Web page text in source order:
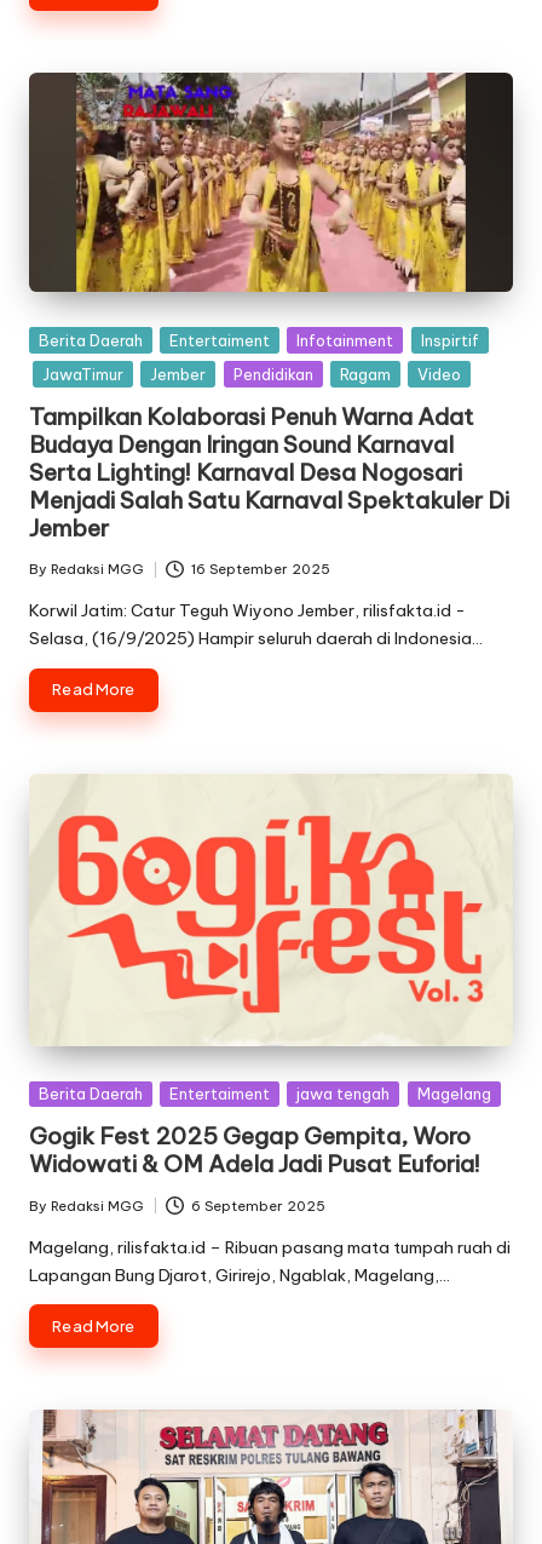
Posted
in
Berita Daerah Entertaiment Infotainment
Inspirtif
JawaTimur
Jember Pendidikan Ragam Video
Tampilkan Kolaborasi Penuh Warna Adat
Budaya Dengan Iringan Sound Karnaval
Serta Lighting! Karnaval Desa Nogosari
Menjadi Salah Satu Karnaval Spektakuler Di
Jember
Posted
by
By Redaksi MGG 16 September 2025
Korwil Jatim: Catur Teguh Wiyono Jember, rilisfakta.id -
Selasa, (16/9/2025) Hampir seluruh daerah di Indonesia…
Read More
Posted
Berita Daerah Entertaiment jawa tengah Magelang
Gogik Fest 2025 Gegap Gempita, Woro
Widowati & OM Adela Jadi Pusat Euforia!
Posted
by
By Redaksi MGG 6 September 2025
Magelang, rilisfakta.id – Ribuan pasang mata tumpah ruah di
Lapangan Bung Djarot, Girirejo, Ngablak, Magelang,…
Read More